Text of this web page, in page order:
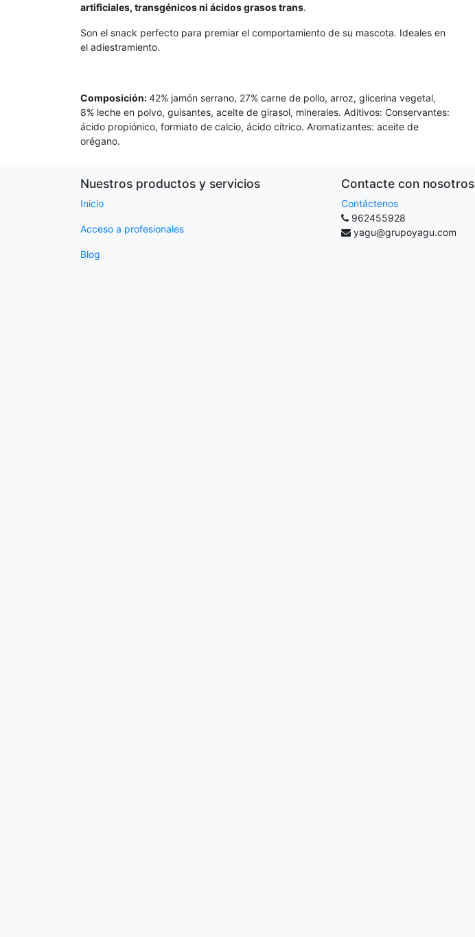
artificiales, transgénicos ni ácidos grasos trans.
Son el snack perfecto para premiar el comportamiento de su mascota. Ideales en
el adiestramiento.
Composición:42% jamón serrano, 27% carne de pollo, arroz, glicerina vegetal,
8% leche en polvo, guisantes, aceite de girasol, minerales. Aditivos: Conservantes:
ácido propiónico, formiato de calcio, ácido cítrico. Aromatizantes: aceite de
orégano.
Nuestros productos y servicios
Inicio
Acceso a profesionales
Blog
Contacte con nosotros
Contáctenos
962455928
yagu@grupoyagu.com